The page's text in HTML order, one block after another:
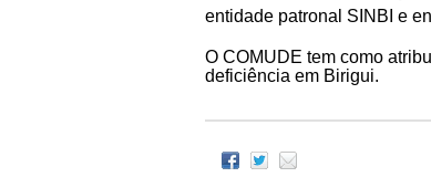
entidade patronal SINBI e
O COMUDE tem como
deficiência em Birigui.